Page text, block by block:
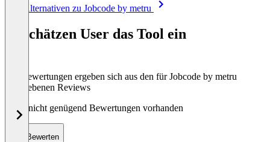
Alle Alternativen zu Jobcode by metru
So schätzen User das Tool ein
Die Bewertungen ergeben sich aus den für Jobcode by metru
abgegebenen Reviews
Noch nicht genügend Bewertungen vorhanden
Bewerten